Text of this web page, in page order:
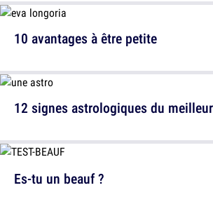
10 avantages à être petite
12 signes astrologiques du
Es-tu un beauf ?